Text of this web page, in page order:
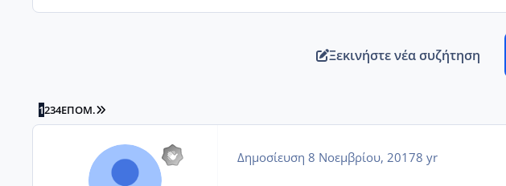
Ξεκινήστε νέα συζήτηση
1234ΕΠΌΜ. LAST PAGE
Δημοσίευση 8 Νοεμβρίου, 20178 yr